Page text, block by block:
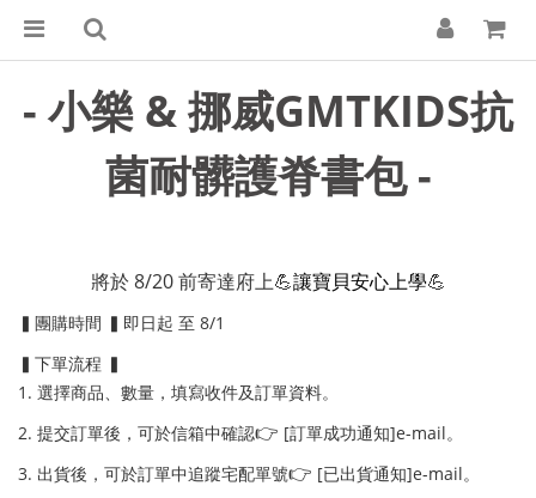
- 小樂 & 挪威GMTKIDS抗
菌耐髒護脊書包 -
將於 8/20 前寄達府上💪讓寶貝安心上學💪
▍團購時間 ▍即日起 至 8/1
▍下單流程 ▍
1. 選擇商品、數量，填寫收件及訂單資料。
2. 提交訂單後，可於信箱中確認👉 [訂單成功通知]e-mail。
3. 出貨後，可於訂單中追蹤宅配單號👉 [已出貨通知]e-mail。